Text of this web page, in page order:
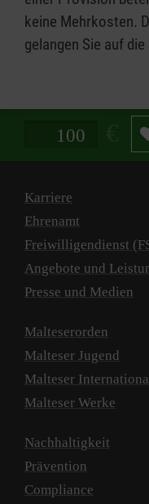
keine Mehrkosten.
gelangen Sie auf
Spendenbetrag in
Karriere
Ehrenamt
Freiwilligendienst
Angebote und
Presse und Medien
Malteserorden
Malteser Jugend
Malteser
Malteser Werke
Nachhaltigkeit
Prävention
Compliance